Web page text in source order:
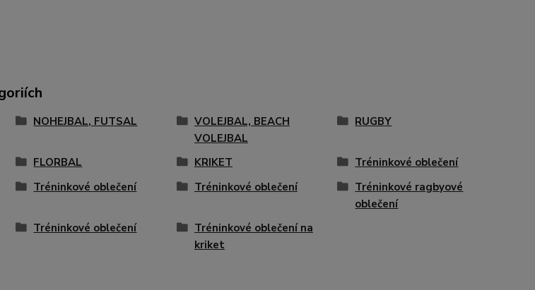
NOHEJBAL, FUTSAL
VOLEJBAL, BEACH
VOLEJBAL
RUGBY
FLORBAL KRIKET
Tréninkové oblečení
Tréninkové oblečení Tréninkové oblečení
Tréninkové ragbyové
oblečení
Tréninkové oblečení
Tréninkové oblečení na
kriket